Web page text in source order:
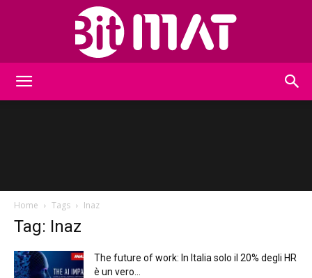
Home Tags Inaz
Tag: Inaz
The future of work: In Italia solo il 20% degli HR
è un vero...